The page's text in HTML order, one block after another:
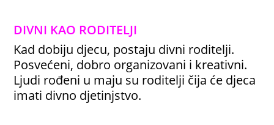
DIVNI KAO RODITELJI
Kad dobiju djecu, postaju divni roditelji.
Posvećeni, dobro organizovani i kreativni.
Ljudi rođeni u maju su roditelji čija će djeca
imati divno djetinjstvo.